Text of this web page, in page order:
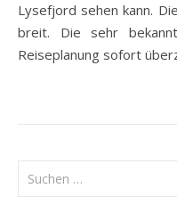
Lysefjord sehen kann.
breit. Die sehr
Reiseplanung sofort